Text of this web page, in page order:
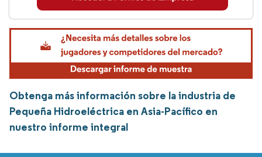
Obtenga más información sobre la industria de
Pequeña Hidroeléctrica en Asia-Pacífico en
nuestro informe integral